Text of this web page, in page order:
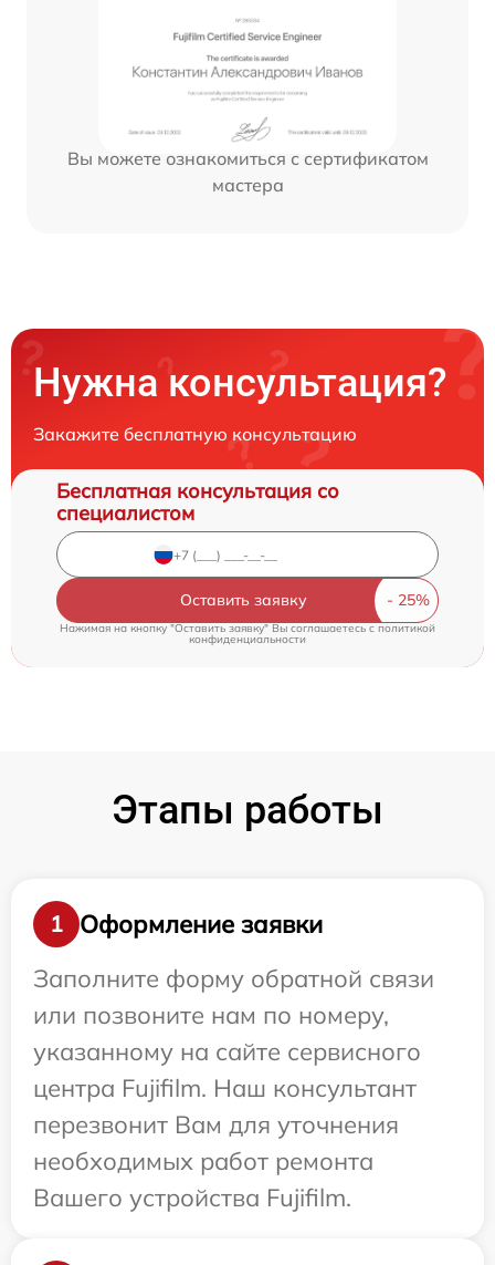
Вы можете ознакомиться с сертификатом
мастера
Нужна консультация?
Закажите бесплатную консультацию
Бесплатная консультация со
специалистом
Оставить заявку
Нажимая на кнопку "Оставить заявку" Вы соглашаетесь c политикой
конфиденциальности
Этапы работы
1
Оформление заявки
Заполните форму обратной связи
или позвоните нам по номеру,
указанному на сайте сервисного
центра Fujifilm. Наш консультант
перезвонит Вам для уточнения
необходимых работ ремонта
Вашего устройства Fujifilm.